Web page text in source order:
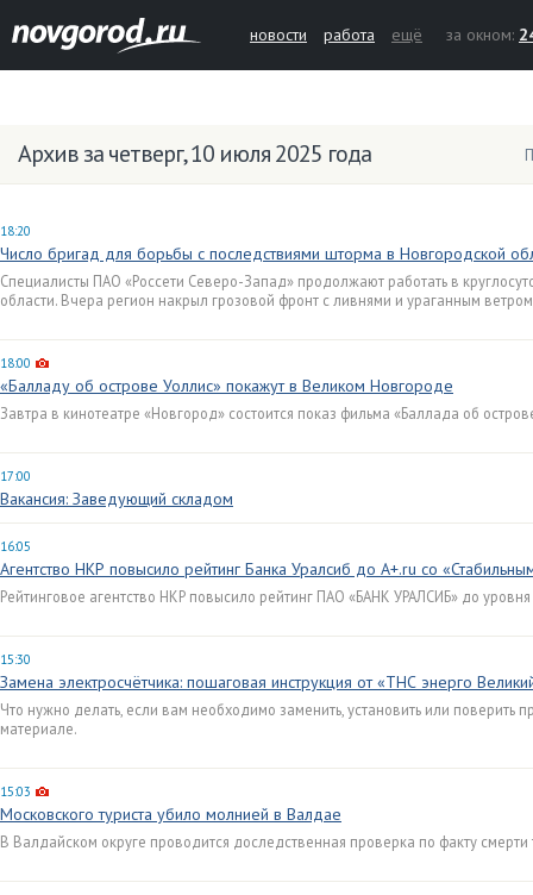
новости работа ещё за окном:
Архив за четверг, 10 июля 2025 года
18:20
Число бригад для борьбы с последствиями шторма в Новгородской
Специалисты ПАО «Россети Северо-Запад» продолжают работать в
области. Вчера регион накрыл грозовой фронт с ливнями и ураганным
18:00
«Балладу об острове Уоллис» покажут в Великом Новгороде
Завтра в кинотеатре «Новгород» состоится показ фильма «Баллада об
17:00
Вакансия: Заведующий складом
16:05
Агентство НКР повысило рейтинг Банка Уралсиб до A+.ru со
Рейтинговое агентство НКР повысило рейтинг ПАО «БАНК УРАЛСИБ» до
15:30
Замена электросчётчика: пошаговая инструкция от «ТНС энерго
Что нужно делать, если вам необходимо заменить, установить или поверить
материале.
15:03
Московского туриста убило молнией в Валдае
В Валдайском округе проводится доследственная проверка по факту смерти